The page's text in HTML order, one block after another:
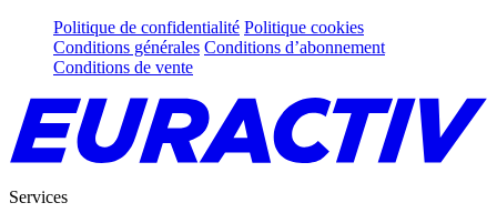
Politique de confidentialité Politique cookies
Conditions générales Conditions d’abonnement
Conditions de vente
Services